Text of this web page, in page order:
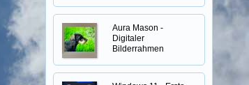
Aura Mason -
Digitaler
Bilderrahmen